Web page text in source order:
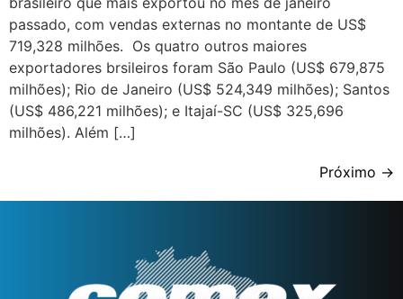
passado, com vendas externas no montante de US$
719,328 milhões. Os quatro outros maiores
exportadores brsileiros foram São Paulo (US$ 679,875
milhões); Rio de Janeiro (US$ 524,349 milhões); Santos
(US$ 486,221 milhões); e Itajaí-SC (US$ 325,696
milhões). Além […]
Próximo →